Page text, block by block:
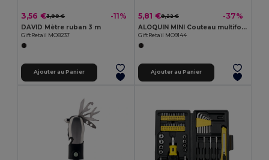
3,56 €3,99 € -11%
DAVID Mètre ruban 3 m
GiftRetail MO8237
Ajouter au Panier
5,81 €9,22 € -37%
ALOQUIN MINI Couteau multifonctions
GiftRetail MO9144
Ajouter au Panier